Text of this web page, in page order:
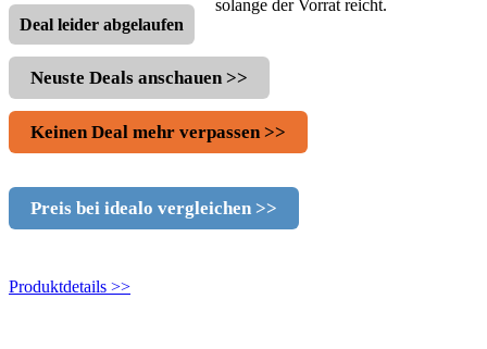
solange der Vorrat reicht.
Deal leider abgelaufen
Neuste Deals anschauen >>
Keinen Deal mehr verpassen >>
Preis bei idealo vergleichen >>
Produktdetails >>